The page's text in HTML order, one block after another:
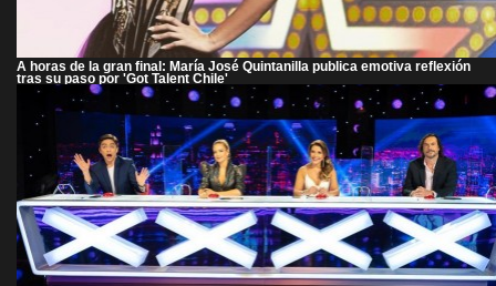
A horas de la gran final: María José Quintanilla publica emotiva reflexión
tras su paso por 'Got Talent Chile'